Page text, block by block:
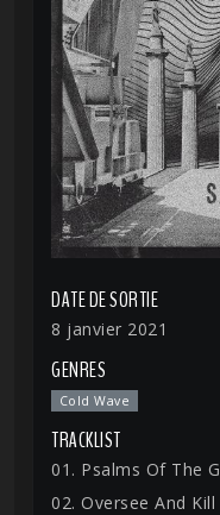
DATE DE SORTIE
8 janvier 2021
GENRES
Cold Wave
TRACKLIST
01. Psalms Of The
02. Oversee And Kill